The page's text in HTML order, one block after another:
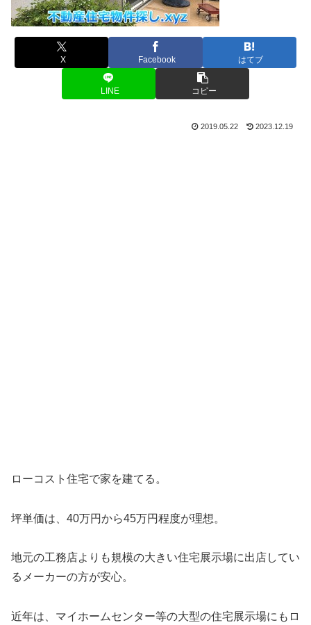
X Facebook はてブ
LINE コピー
2019.05.22 2023.12.19
ローコスト住宅で家を建てる。
坪単価は、40万円から45万円程度が理想。
地元の工務店よりも規模の大きい住宅展示場に出店してい
るメーカーの方が安心。
近年は、マイホームセンター等の大型の住宅展示場にもロ